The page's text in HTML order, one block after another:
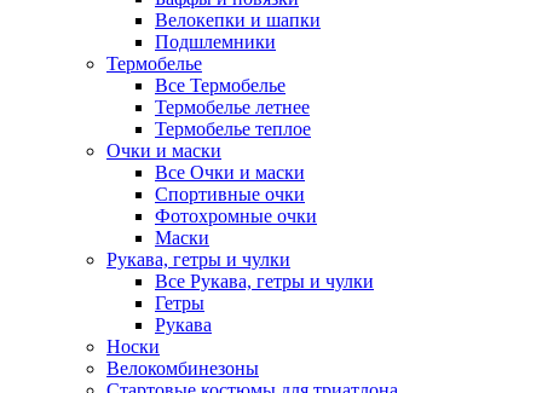
Велокепки и шапки
Подшлемники
Термобелье
Все Термобелье
Термобелье летнее
Термобелье теплое
Очки и маски
Все Очки и маски
Спортивные очки
Фотохромные очки
Маски
Рукава, гетры и чулки
Все Рукава, гетры и чулки
Гетры
Рукава
Носки
Велокомбинезоны